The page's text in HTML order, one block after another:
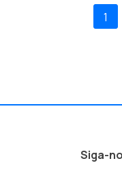
1
Siga-